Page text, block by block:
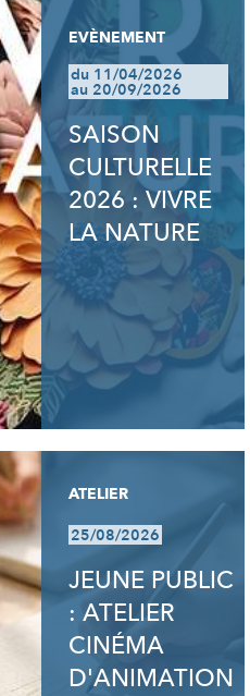
EVÈNEMENT
du 11/04/2026
au 20/09/2026
SAISON
CULTURELLE
2026 : VIVRE
LA NATURE
ATELIER
25/08/2026
JEUNE PUBLIC
: ATELIER
CINÉMA
D'ANIMATION